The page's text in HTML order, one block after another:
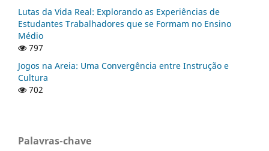
Lutas da Vida Real: Explorando as Experiências de
Estudantes Trabalhadores que se Formam no Ensino
Médio
797
Jogos na Areia: Uma Convergência entre Instrução e
Cultura
702
Palavras-chave